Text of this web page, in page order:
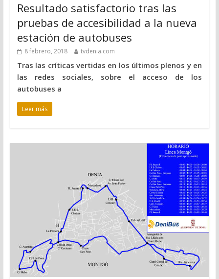
Resultado satisfactorio tras las
pruebas de accesibilidad a la nueva
estación de autobuses
8 febrero, 2018 tvdenia.com
Tras las críticas vertidas en los últimos plenos y en
las redes sociales, sobre el acceso de los
autobuses a
Leer más